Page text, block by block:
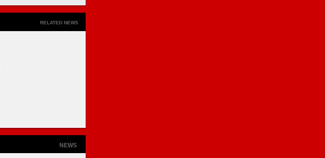
RELATED NEWS
NEWS